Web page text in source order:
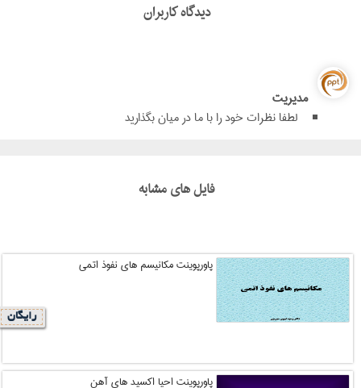
دیدگاه کاربران
مدیریت
لطفا نظرات خود را با ما در میان بگذارید
فایل های مشابه
پاورپوینت مکانیسم های نفوذ اتمی
رایگان
پاورپوینت احیا اکسید های آهن